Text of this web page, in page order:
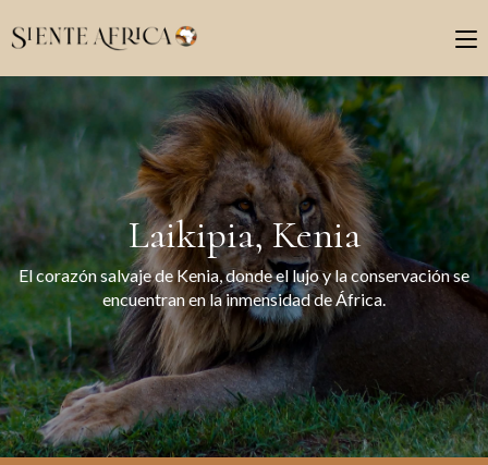
Laikipia, Kenia
El corazón salvaje de Kenia, donde el lujo y la conservación se
encuentran en la inmensidad de África.